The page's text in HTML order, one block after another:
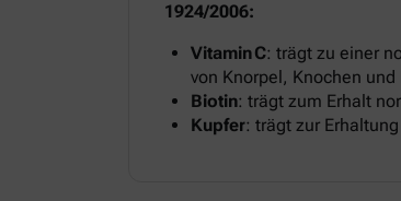
1924/2006:
Vitamin C: trägt zu einer
von Knorpel, Knochen und
Biotin: trägt zum Erhalt
Kupfer: trägt zur